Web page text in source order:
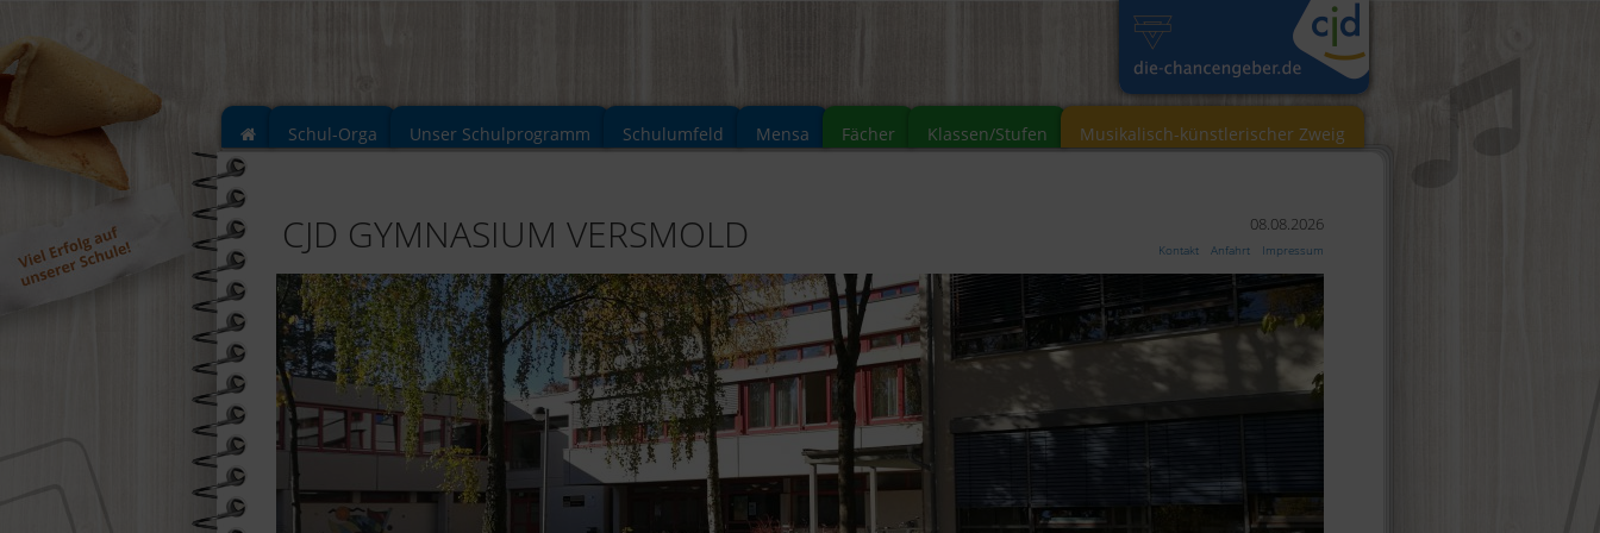
Schul-Orga Unser Schulprogramm Schulumfeld Mensa Fächer Klassen/Stufen Musikalisch-künstlerischer Zweig
CJD GYMNASIUM VERSMOLD 08.08.2026
Kontakt Anfahrt Impressum